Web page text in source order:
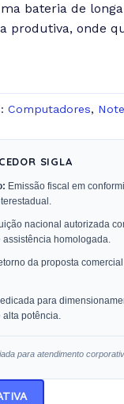
bateria de
produtiva, onde
Computadores,
SIGLA
Emissão fiscal em
nacional autorizada
assistência homologada.
da proposta
para
alta potência.
para atendimento